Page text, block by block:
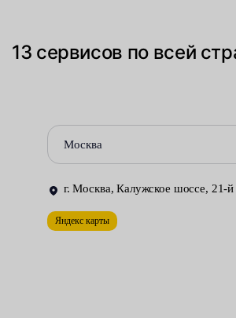
поломок:
Повреждения сальников и
утечке жидкости из гидравлической
Некорректная работа
Ремонт рулевой рейки может быть
13 сервисов по всей
Москва
г. Москва, Калужское шоссе, 21-й
Яндекс карты